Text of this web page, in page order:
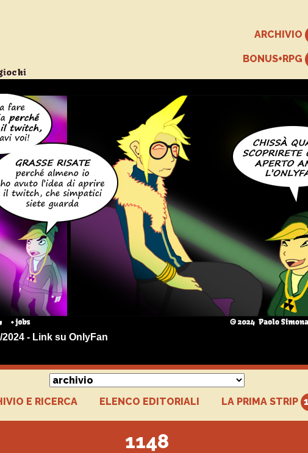
ARCHIVIO
BONUS+RPG
2024 - Link su OnlyFan
E RICERCA ELENCO EDITORIALI LA PRIMA STRIP
1148